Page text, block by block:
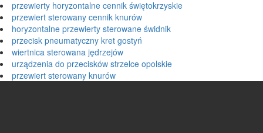
przewierty horyzontalne cennik świętokrzyskie
przewiert sterowany cennik knurów
horyzontalne przewierty sterowane świdnik
przecisk pneumatyczny kret gostyń
wiertnica sterowana jędrzejów
urządzenia do przecisków strzelce opolskie
przewiert sterowany knurów